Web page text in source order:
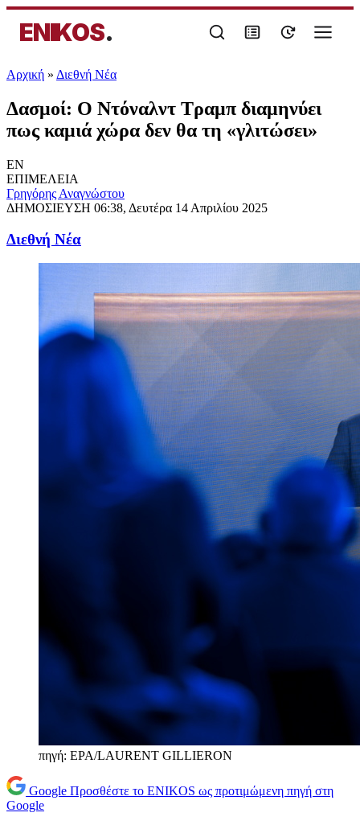
ENIKOS.
Αρχική » Διεθνή Νέα
Δασμοί: Ο Ντόναλντ Τραμπ διαμηνύει
πως καμιά χώρα δεν θα τη «γλιτώσει»
EN
ΕΠΙΜΕΛΕΙΑ
Γρηγόρης Αναγνώστου
ΔΗΜΟΣΙΕΥΣΗ 06:38, Δευτέρα 14 Απριλίου 2025
Διεθνή Νέα
πηγή: EPA/LAURENT GILLIERON
Google Προσθέστε το ENIKOS ως προτιμώμενη πηγή στη
Google